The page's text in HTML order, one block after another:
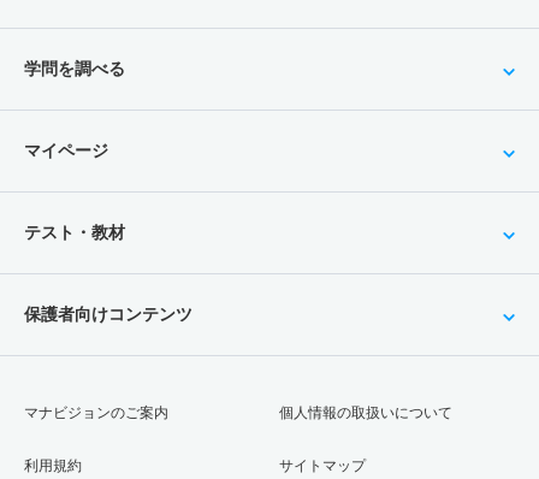
学問を調べる
マイページ
テスト・教材
保護者向けコンテンツ
マナビジョンのご案内
利用規約
個人情報の取扱いについて
サイトマップ